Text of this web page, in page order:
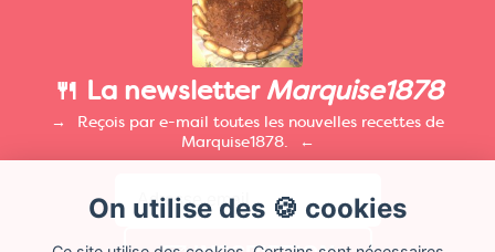
On utilise des 🍪 cookies
🍴 La newsletterMarquise1878
Reçois par e-mail toutes les nouvelles recettes de
Marquise1878.